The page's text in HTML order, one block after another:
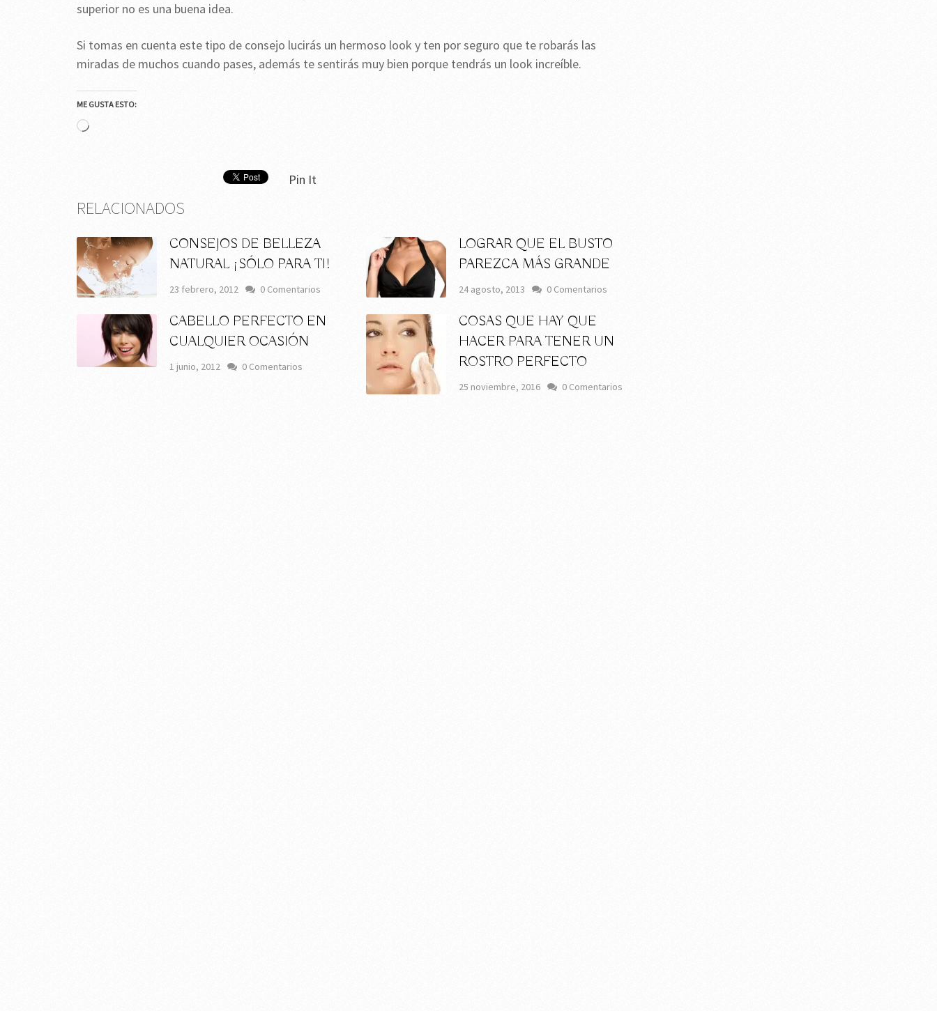
superior no es una buena idea.
Si tomas en cuenta este tipo de consejo lucirás un hermoso look y ten por seguro que te robarás las
miradas de muchos cuando pases, además te sentirás muy bien porque tendrás un look increíble.
ME GUSTA ESTO:
Cargando...
Pin It
RELACIONADOS
CONSEJOS DE BELLEZA
NATURAL ¡SÓLO PARA TI!
23 febrero, 2012 0 Comentarios
LOGRAR QUE EL BUSTO
PAREZCA MÁS GRANDE
24 agosto, 2013 0 Comentarios
CABELLO PERFECTO EN
CUALQUIER OCASIÓN
1 junio, 2012 0 Comentarios
COSAS QUE HAY QUE
HACER PARA TENER UN
ROSTRO PERFECTO
25 noviembre, 2016 0 Comentarios